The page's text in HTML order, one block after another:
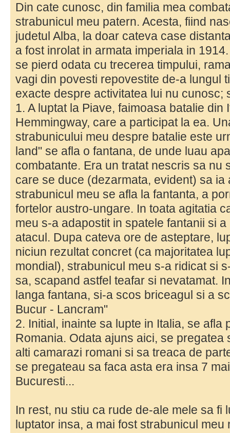
Din cate cunosc, din familia mea
strabunicul meu patern. Acesta, fiind
judetul Alba, la doar cateva case
a fost inrolat in armata imperiala in
se pierd odata cu trecerea timpului,
vagi din povesti repovestite de-a lungul
exacte despre activitatea lui nu cunosc;
1. A luptat la Piave, faimoasa batalie din
Hemmingway, care a participat la ea.
strabunicului meu despre batalie este
land" se afla o fantana, de unde luau
combatante. Era un tratat nescris sa nu
care se duce (dezarmata, evident) sa ia
strabunicul meu se afla la fantanta, a
fortelor austro-ungare. In toata agitatia
meu s-a adapostit in spatele fantanii si
atacul. Dupa cateva ore de asteptare,
niciun rezultat concret (ca majoritatea
mondial), strabunicul meu s-a ridicat si
sa, scapand astfel teafar si nevatamat.
langa fantana, si-a scos briceagul si a
Bucur - Lancram"
2. Initial, inainte sa lupte in Italia, se afla
Romania. Odata ajuns aici, se
alti camarazi romani si sa treaca de
se pregateau sa faca asta era insa 7
Bucuresti...
In rest, nu stiu ca rude de-ale mele sa fi
luptator insa, a mai fost strabunicul meu